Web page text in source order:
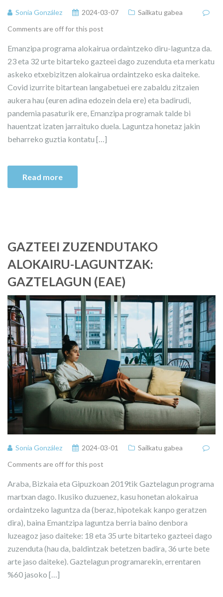
Sonia González 2024-03-07
Sailkatu gabea
Comments are off for this post
Emanzipa programa alokairua ordaintzeko diru-laguntza da.
23 eta 32 urte bitarteko gazteei dago zuzenduta eta merkatu
askeko etxebizitzen alokairua ordaintzeko eska daiteke.
Covid izurrite bitartean langabetuei ere zabaldu zitzaien
aukera hau (euren adina edozein dela ere) eta badirudi,
pandemia pasaturik ere, Emanzipa programak talde bi
hauentzat izaten jarraituko duela. Laguntza honetaz jakin
beharreko guztia kontatu […]
Read more
GAZTEEI ZUZENDUTAKO
ALOKAIRU-LAGUNTZAK:
GAZTELAGUN (EAE)
Sonia González 2024-03-01
Sailkatu gabea
Comments are off for this post
Araba, Bizkaia eta Gipuzkoan 2019tik Gaztelagun programa
martxan dago. Ikusiko duzuenez, kasu honetan alokairua
ordaintzeko laguntza da (beraz, hipotekak kanpo geratzen
dira), baina Emantzipa laguntza berria baino denbora
luzeagoz jaso daiteke: 18 eta 35 urte bitarteko gazteei dago
zuzenduta (hau da, baldintzak betetzen badira, 36 urte bete
arte jaso daiteke). Gaztelagun programarekin, errentaren
%60 jasoko […]